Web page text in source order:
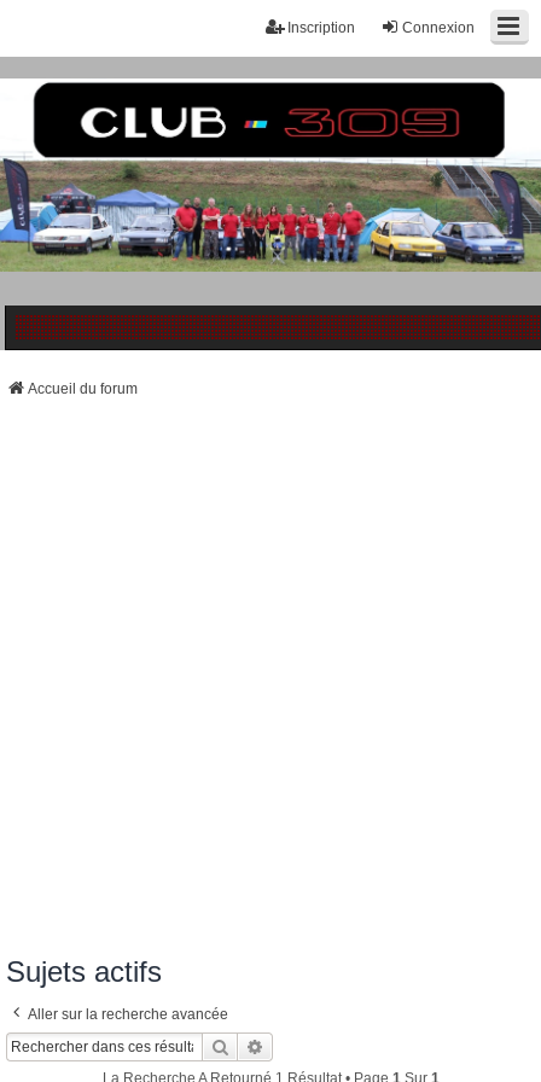
Connexion
Inscription
Accueil du forum
Sujets actifs
Aller sur la recherche avancée
Rechercher
La Recherche A Retourné 1 Résultat • Page 1 Sur 1